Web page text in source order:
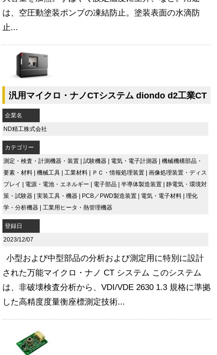
は、空圧動塗装ポンプの凍結防止。塗装表面の水滴防
止...
汎用マイクロ・ナノCTシステム diondo d2工業CT
企業名
ND精工株式会社
カテゴリー
測定・検査・計測機器・装置 | 試験機器 | 電気・電子計測器 | 機械機構部品・
要素・材料 | 機械工具 | 工業材料 | ＰＣ・情報処理装置 | 画像処理装置・ディス
プレイ | 電源・電池・エネルギー | 電子部品 | 半導体製造装置 | 静電気・環境対
策・試験器 | 実装工具・機器 | PCB／PWD製造装置 | 電気・電子材料 | 理化
学・分析機器 | 工業用ヒータ・熱管理機器
登録日
2023/12/07
小型および中型部品の分析および測定用に特別に設計
された万能マイクロ・ナノ CT システム このシステム
は、非破壊検査分析から、VDI/VDE 2630 1.3 規格に準拠
した高精度度量衡座標測定技術...